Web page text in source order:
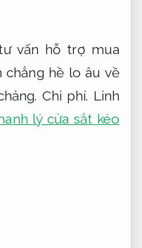
vấn hỗ trợ mua
chẳng hề lo âu về
Chi phí. Linh
lý cửa sắt kéo